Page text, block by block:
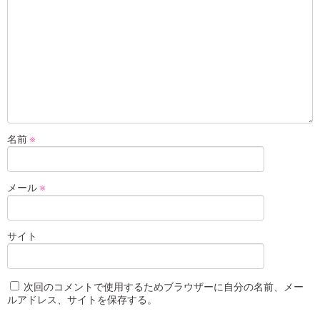
名前 ※
メール ※
サイト
次回のコメントで使用するためブラウザーに自分の名前、メー
ルアドレス、サイトを保存する。